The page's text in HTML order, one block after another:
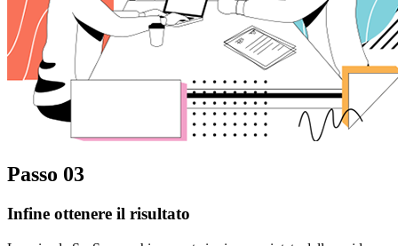
Passo 03
Infine ottenere il risultato